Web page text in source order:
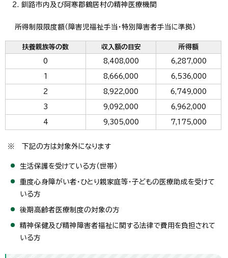
釧路市内及び阿寒郡鶴居村の精神医療機関
所得制限限度額（障害児福祉手当・特別障害者手当に準拠）
扶養親族等の数 収入額の目安 所得額
0 8,408,000 6,287,000
1 8,666,000 6,536,000
2 8,922,000 6,749,000
3 9,092,000 6,962,000
4 9,305,000 7,175,000
※ 下記の方は対象外になります
生活保護を受けている方（世帯）
重度心身障がい者・ひとり親家庭等・子どもの医療助成を受けて
いる方
後期高齢者医療制度の対象の方
精神保健及び精神障害者福祉に関する法律で費用を負担されて
いる方